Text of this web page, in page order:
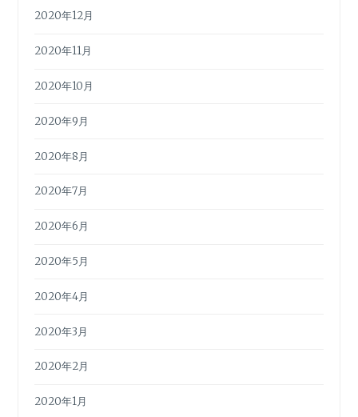
2020年12月
2020年11月
2020年10月
2020年9月
2020年8月
2020年7月
2020年6月
2020年5月
2020年4月
2020年3月
2020年2月
2020年1月